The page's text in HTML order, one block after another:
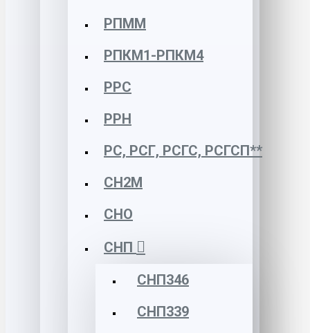
РПММ
РПКМ1-РПКМ4
РРС
РРН
РС, РСГ, РСГС, РСГСП**
СН2М
СНО
СНП
СНП346
СНП339